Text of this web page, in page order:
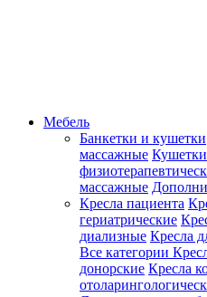
Мебель
Банкетки и кушетки
массажные
массажные
Кресла пациента
гериатрические
диализные Кресла
Все категории
донорские Кресла